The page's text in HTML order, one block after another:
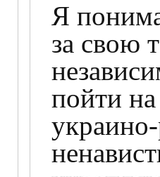
Я
за свою
пойти